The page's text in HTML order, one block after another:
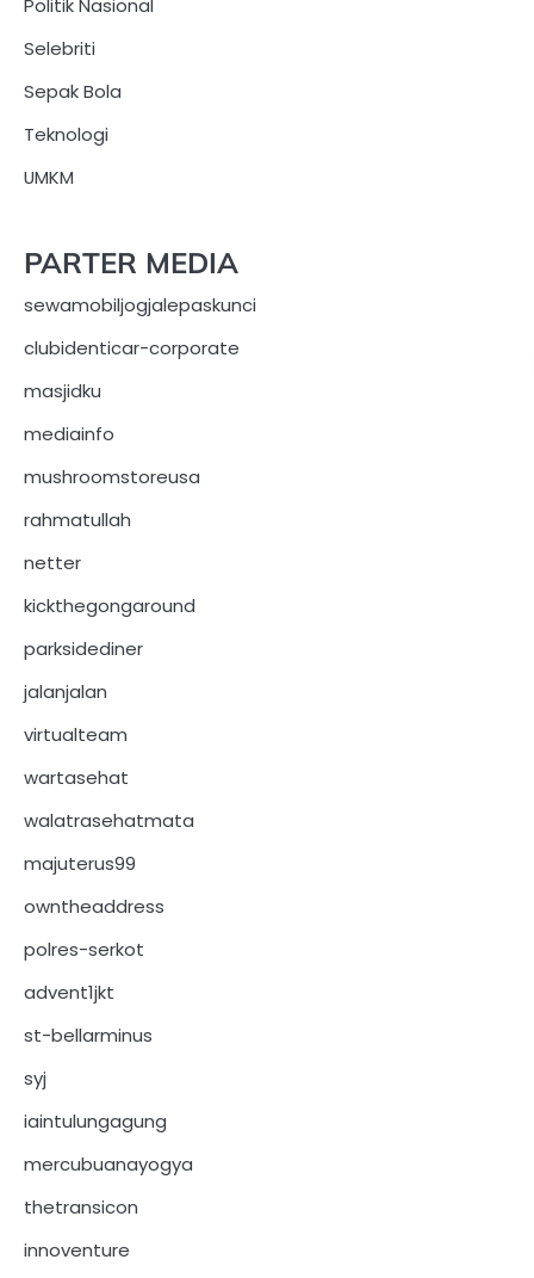
Selebriti
Sepak Bola
Teknologi
UMKM
PARTER MEDIA
sewamobiljogjalepaskunci
clubidenticar-corporate
masjidku
mediainfo
mushroomstoreusa
rahmatullah
netter
kickthegongaround
parksidediner
jalanjalan
virtualteam
wartasehat
walatrasehatmata
majuterus99
owntheaddress
polres-serkot
advent1jkt
st-bellarminus
syj
iaintulungagung
mercubuanayogya
thetransicon
innoventure